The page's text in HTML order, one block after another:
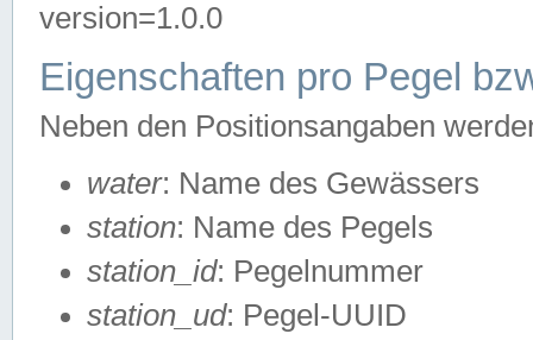
version=1.0.0
Eigenschaften pro Pegel
Neben den Positionsangaben
water: Name des Gewässers
station: Name des Pegels
station_id: Pegelnummer
station_ud: Pegel-UUID